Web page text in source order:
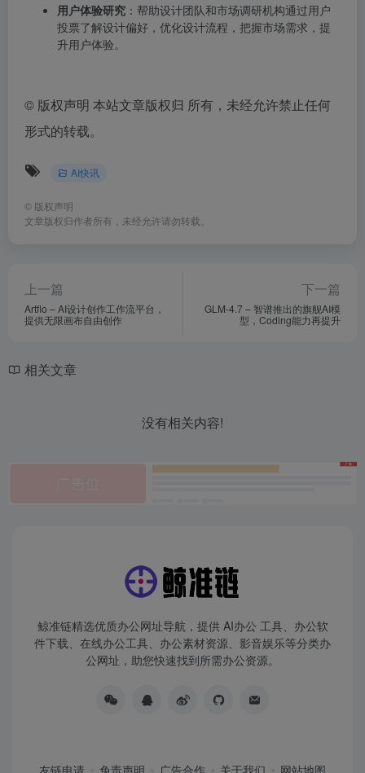
用户体验研究 ：帮助设计团队和市场调研机构通过用户
投票了解设计偏好，优化设计流程，把握市场需求，提
升用户体验。
© 版权声明 本站文章版权归 所有，未经允许禁止任何
形式的转载。
AI快讯
© 版权声明
文章版权归作者所有，未经允许请勿转载。
上一篇
Artflo – AI设计创作工作流平台，
提供无限画布自由创作
下一篇
GLM-4.7 – 智谱推出的旗舰AI模
型，Coding能力再提升
相关文章
没有相关内容!
鲸准链精选优质办公网址导航，提供 AI办公 工具、办公软
件下载、在线办公工具、办公素材资源、影音娱乐等分类办
公网址，助您快速找到所需办公资源。
友链申请 免责声明 广告合作 关于我们 网站地图